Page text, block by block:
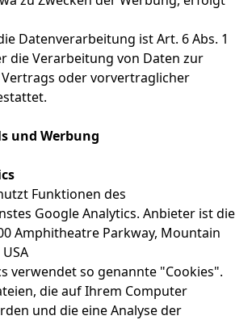
Datenverarbeitung ist Art. 6 Abs. 1
die Verarbeitung von Daten zur
oder vorvertraglicher
und Werbung
Funktionen des
Google Analytics. Anbieter ist die
Amphitheatre Parkway, Mountain
verwendet so genannte "Cookies".
die auf Ihrem Computer
und die eine Analyse der